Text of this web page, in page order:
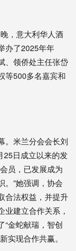
，意大利华人酒
办了2025年年
、领侨处主任张岱
等500多名嘉宾和
。米兰分会会长刘
25日成立以来的发
员，已发展成为
。”她强调，协会
合法权益，并提升
建立合作关系，
“金蛇献瑞，智创
实现合作共赢。